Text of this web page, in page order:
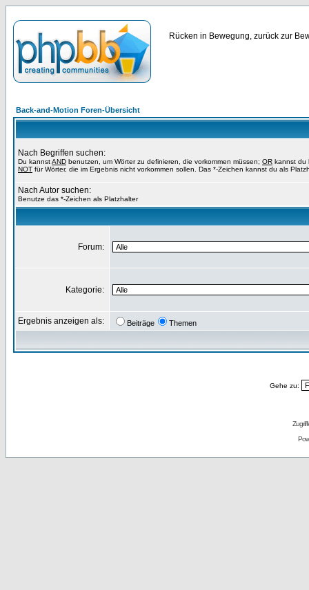
Rücken in Bewegung, zurück zur
Back-and-Motion Foren-Übersicht
Nach Begriffen suchen:
Du kannstAND benutzen, um Wörter zu definieren, die vorkommen müssen; OR kannst du
NOT für Wörter, die im Ergebnis nicht vorkommen sollen. Das *-Zeichen kannst du als
Nach Autor suchen:
Benutze das *-Zeichen als Platzhalter
Forum:
Kategorie:
Ergebnis anzeigen als: Beiträge Themen
Gehe zu: